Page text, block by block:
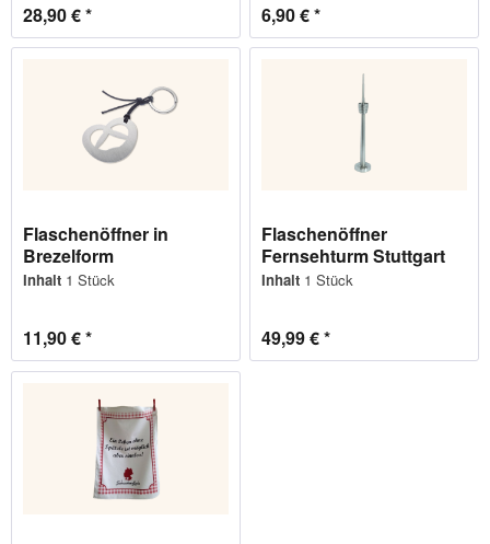
28,90 € * 6,90 € *
Flaschenöffner in
Brezelform
Inhalt 1 Stück
11,90 € *
Flaschenöffner
Fernsehturm Stuttgart
Inhalt 1 Stück
49,99 € *